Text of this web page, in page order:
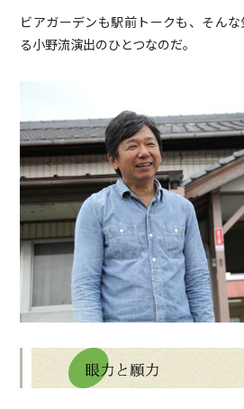
ビアガーデンも駅前トークも、そん
る小野流演出のひとつなのだ。